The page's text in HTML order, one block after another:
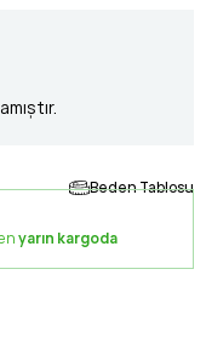
Beden Tablosu
yarın kargoda